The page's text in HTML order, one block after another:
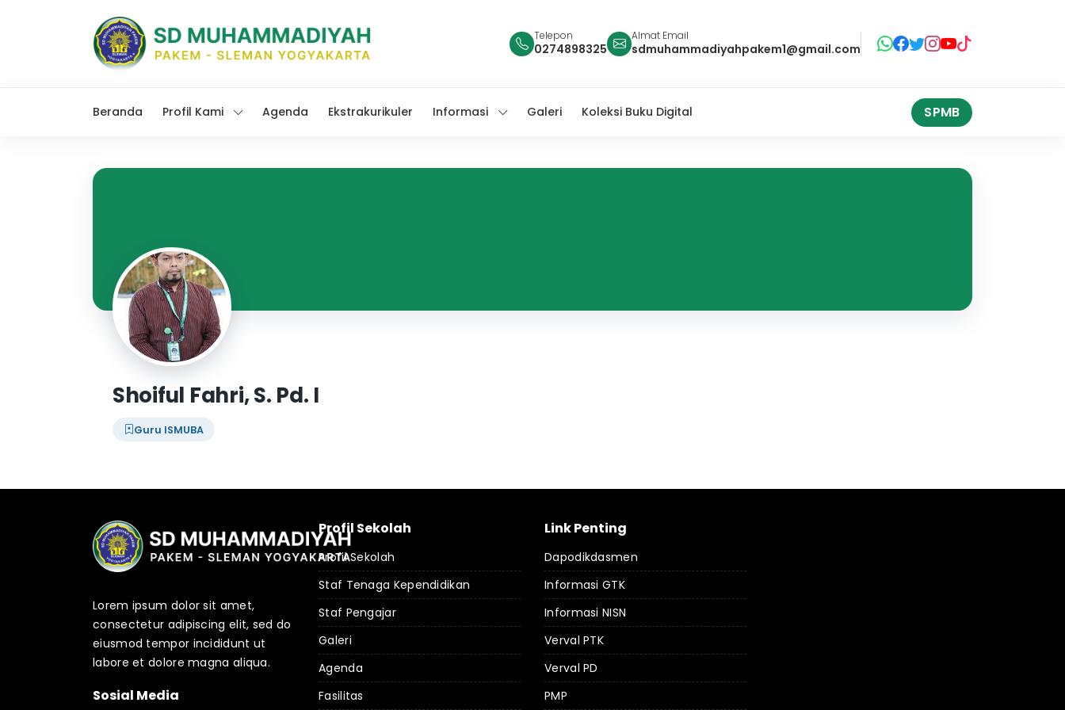
Telepon
0274898325
Almat Email
sdmuhammadiyahpakem1@gmail.com
Beranda Profil Kami Agenda Ekstrakurikuler Informasi Galeri Koleksi Buku Digital SPMB
Shoiful Fahri, S. Pd. I
Guru ISMUBA
Lorem ipsum dolor sit amet,
consectetur adipiscing elit, sed do
eiusmod tempor incididunt ut
labore et dolore magna aliqua.
Sosial Media
Profil Sekolah
Profil Sekolah
Staf Tenaga Kependidikan
Staf Pengajar
Galeri
Agenda
Fasilitas
Link Penting
Dapodikdasmen
Informasi GTK
Informasi NISN
Verval PTK
Verval PD
PMP